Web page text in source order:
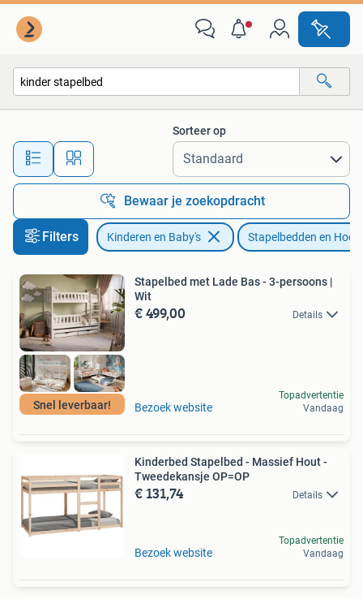
Alle afstanden…
Sorteer op
Bewaar je zoekopdracht
Filters Kinderen en Baby's Stapelbedden en
Snel leverbaar!
Stapelbed met Lade Bas - 3-persoons |
Wit
€ 499,00 Details
Bezoek website
Topadvertentie
Vandaag
Kinderbed Stapelbed - Massief Hout -
Tweedekansje OP=OP
€ 131,74 Details
Bezoek website
Topadvertentie
Vandaag